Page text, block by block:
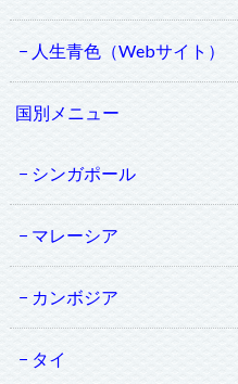
人生青色（Webサイト）
国別メニュー
シンガポール
マレーシア
カンボジア
タイ